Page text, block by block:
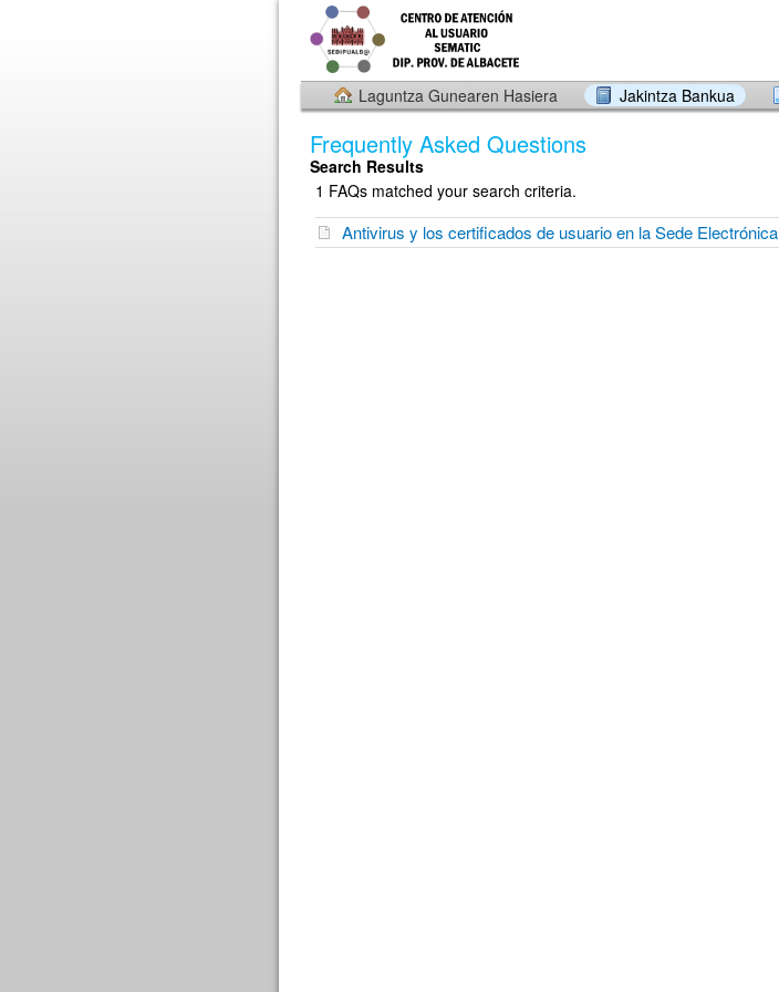
Laguntza Gunearen Hasiera Jakintza Bankua
Frequently Asked Questions
Search Results
1 FAQs matched your search criteria.
Antivirus y los certificados de usuario en la Sede Electrónica